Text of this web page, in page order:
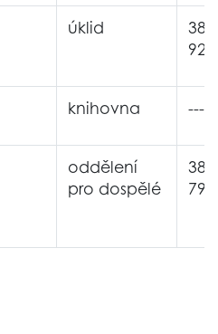
úklid
926
knihovna ---
oddělení
pro dospělé
794